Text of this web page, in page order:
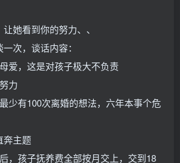
她看到你的努力、、
次，谈话内容：
爱，这是对孩子极大不负责
力
少有100次离婚的想法，六年本事个危
奔主题
，孩子抚养费全部按月交上，交到18